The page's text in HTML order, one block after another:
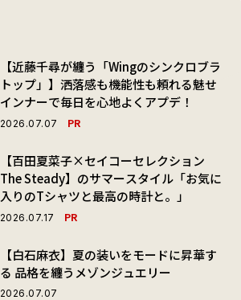
【近藤千尋が纏う「Wingのシンクロブラ
トップ」】洒落感も機能性も頼れる魅せ
インナーで毎日を心地よくアプデ！
2026.07.07 PR
【百田夏菜子×セイコーセレクション
The Steady】のサマースタイル「お気に
入りのTシャツと最高の時計と。」
2026.07.17 PR
【白石麻衣】夏の装いをモードに昇華す
る 品格を纏うメゾンジュエリー
2026.07.07